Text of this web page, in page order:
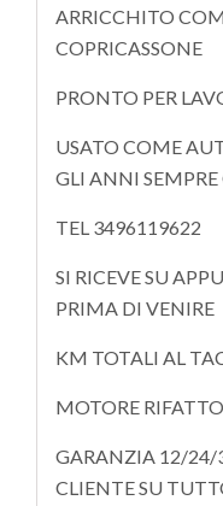
ARRICCHITO
COPRICASSONE
PRONTO PER
USATO COME
GLI ANNI SEMPRE
TEL 3496119622
SI RICEVE SU
PRIMA DI VENIRE
KM TOTALI AL
MOTORE
GARANZIA 12/24/
CLIENTE SU